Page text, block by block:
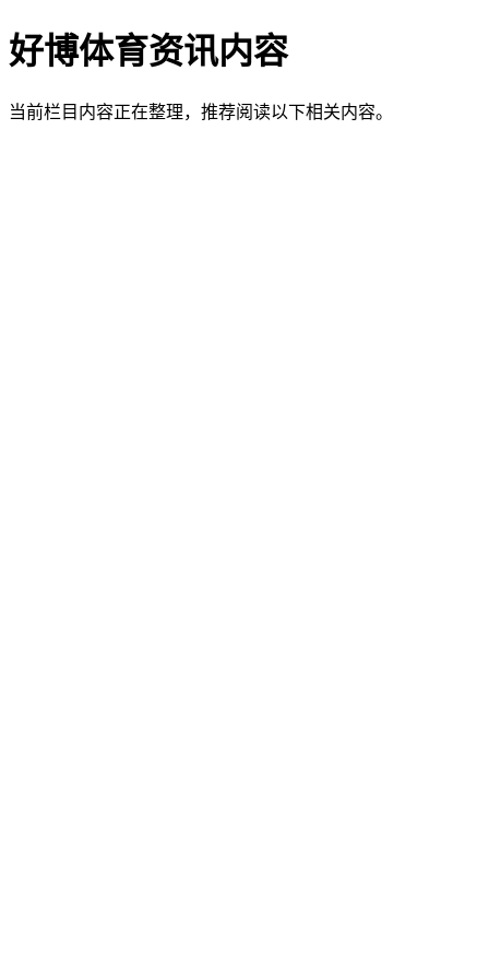
好博体育资讯内容
当前栏目内容正在整理，推荐阅读以下相关内容。